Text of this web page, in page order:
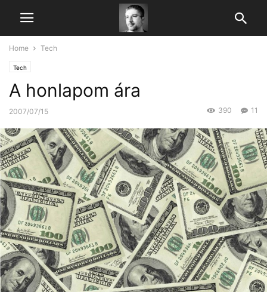
Home Tech
Tech
A honlapom ára
2007/07/15 11
390